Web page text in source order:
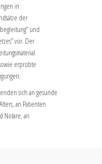
in
der
und
vor. Der
erprobte
sich an gesunde
an Patienten
Notare, an